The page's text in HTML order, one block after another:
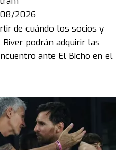
2026
de cuándo los socios y
podrán adquirir las
ante El Bicho en el